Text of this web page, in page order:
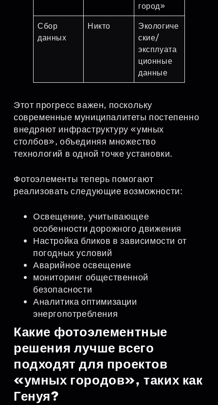
город»
Сбор
данных
Никто
Экологиче
ские/
эксплуата
ционные
данные
Этот прогресс важен, поскольку
современные муниципалитеты постепенно
внедряют инфраструктуру «умных
столбов», объединяя множество
технологий в одной точке установки.
Фотоэлементы теперь помогают
реализовать следующие возможности:
Освещение, учитывающее
особенности дорожного движения
Настройка бликов в зависимости от
погодных условий
Аварийное освещение
мониторинг общественной
безопасности
Аналитика оптимизации
энергопотребления
Какие фотоэлементные
решения лучше всего
подходят для проектов
«умных городов», таких как
Генуя?